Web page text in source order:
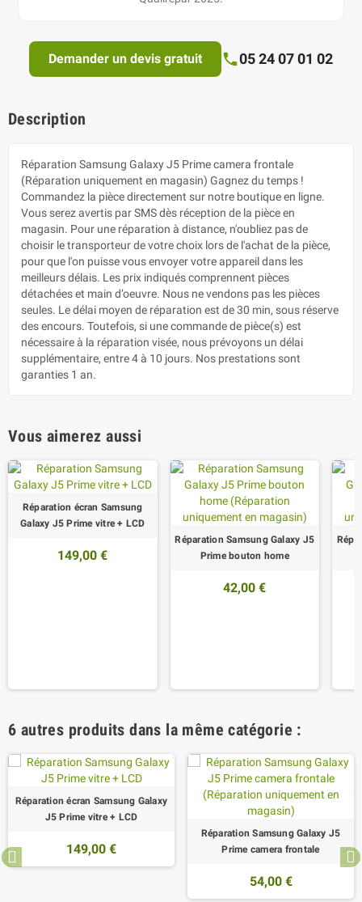
Demander un devis gratuit 05 24 07 01 02
Description
Réparation Samsung Galaxy J5 Prime camera frontale
(Réparation uniquement en magasin) Gagnez du temps !
Commandez la pièce directement sur notre boutique en ligne.
Vous serez avertis par SMS dès réception de la pièce en
magasin. Pour une réparation à distance, n'oubliez pas de
choisir le transporteur de votre choix lors de l'achat de la pièce,
pour que l'on puisse vous envoyer votre appareil dans les
meilleurs délais. Les prix indiqués comprennent pièces
détachées et main d’oeuvre. Nous ne vendons pas les pièces
seules. Le délai moyen de réparation est de 30 min, sous réserve
des encours. Toutefois, si une commande de pièce(s) est
nécessaire à la réparation visée, nous prévoyons un délai
supplémentaire, entre 4 à 10 jours. Nos prestations sont
garanties 1 an.
Vous aimerez aussi
Réparation écran Samsung
Galaxy J5 Prime vitre + LCD
149,00 €
Réparation Samsung Galaxy J5
Prime bouton home
42,00 €
6 autres produits dans la même catégorie :
Réparation écran Samsung Galaxy
J5 Prime vitre + LCD
149,00 €
Réparation Samsung Galaxy J5
Prime camera frontale
54,00 €